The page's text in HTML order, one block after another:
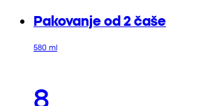
Pakovanje od 2 čaše
580 ml
8